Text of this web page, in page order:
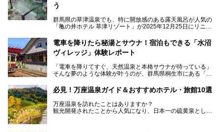
う
群馬県の草津温泉でも、特に開放感のある露天風呂が人気の
「亀の井ホテル 草津リゾート」が2025年12月25日にリニュ
ロビーや客室が綺麗になって、上州グルメにこだわったビュ
ッフェも人気！アクセスはシャトルバスで楽々、さらに草津
温泉にある姉妹ホテルの「草津温泉 大東舘」「亀の井ホテ
今回はそんな「亀の井ホテル 草津リゾート」を徹底レポー
───
提供元：アイコニア・ホスピタリティ株式会社【PR】
この記事は亀の井ホテル 草津リゾートのPR記事です。
電車を降りたら秘湯とサウナ！宿泊もできる「水沼
ヴィレッジ」体験レポート
「電車を降りてすぐ、天然温泉と本格サウナが待っている」
そんな夢のような体験が叶うのが、群馬県桐生市にある「駅
日帰り温泉の「水沼の湯」と宿泊もできる「サウナの森」、
２つのエリアがあります。
今回は、その中でも特にユニークな駅直結の「水沼の湯」の
魅力に焦点を当て、温泉好き、サウナー、そして電車旅好き
必見！万座温泉ガイド＆おすすめホテル・旅館10選
万座温泉を訪れたことはありますか？
観光開発されたことから人気になり、日本一の硫黄泉として